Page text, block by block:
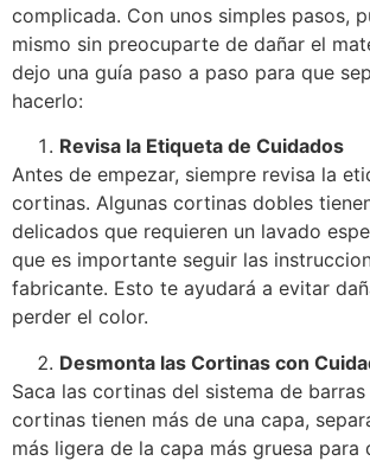
complicada. Con unos simples pasos,
mismo sin preocuparte de dañar el
dejo una guía paso a paso para que
hacerlo:
Revisa la Etiqueta de Cuidados
Antes de empezar, siempre revisa la
cortinas. Algunas cortinas dobles
delicados que requieren un lavado
que es importante seguir las
fabricante. Esto te ayudará a evitar
perder el color.
Desmonta las Cortinas con
Saca las cortinas del sistema de
cortinas tienen más de una capa,
más ligera de la capa más gruesa para